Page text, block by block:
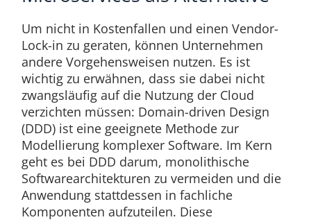
Um nicht in Kostenfallen und einen Vendor-
Lock-in zu geraten, können Unternehmen
andere Vorgehensweisen nutzen. Es ist
wichtig zu erwähnen, dass sie dabei nicht
zwangsläufig auf die Nutzung der Cloud
verzichten müssen: Domain-driven Design
(DDD) ist eine geeignete Methode zur
Modellierung komplexer Software. Im Kern
geht es bei DDD darum, monolithische
Softwarearchitekturen zu vermeiden und die
Anwendung stattdessen in fachliche
Komponenten aufzuteilen. Diese